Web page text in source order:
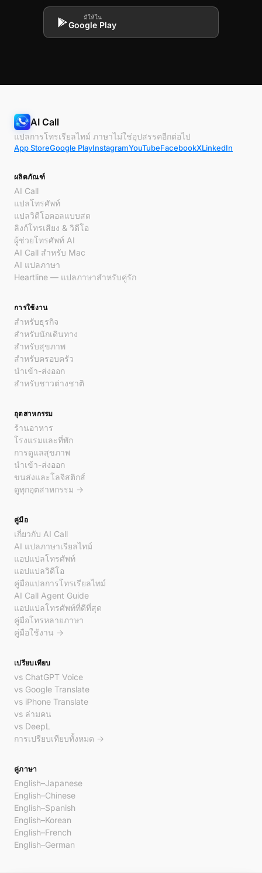
มีให้ใน
Google Play
AI Call
แปลการโทรเรียลไทม์ ภาษาไม่ใช่อุปสรรคอีกต่อไป
App StoreGoogle PlayInstagramYouTubeFacebookXLinkedIn
ผลิตภัณฑ์
AI Call
แปลโทรศัพท์
แปลวิดีโอคอลแบบสด
ลิงก์โทรเสียง & วิดีโอ
ผู้ช่วยโทรศัพท์ AI
AI Call สำหรับ Mac
AI แปลภาษา
Heartline — แปลภาษาสำหรับคู่รัก
การใช้งาน
สำหรับธุรกิจ
สำหรับนักเดินทาง
สำหรับสุขภาพ
สำหรับครอบครัว
นำเข้า-ส่งออก
สำหรับชาวต่างชาติ
อุตสาหกรรม
ร้านอาหาร
โรงแรมและที่พัก
การดูแลสุขภาพ
นำเข้า-ส่งออก
ขนส่งและโลจิสติกส์
ดูทุกอุตสาหกรรม →
คู่มือ
เกี่ยวกับ AI Call
AI แปลภาษาเรียลไทม์
แอปแปลโทรศัพท์
แอปแปลวิดีโอ
คู่มือแปลการโทรเรียลไทม์
AI Call Agent Guide
แอปแปลโทรศัพท์ที่ดีที่สุด
คู่มือโทรหลายภาษา
คู่มือใช้งาน →
เปรียบเทียบ
vs ChatGPT Voice
vs Google Translate
vs iPhone Translate
vs ล่ามคน
vs DeepL
การเปรียบเทียบทั้งหมด →
คู่ภาษา
English–Japanese
English–Chinese
English–Spanish
English–Korean
English–French
English–German